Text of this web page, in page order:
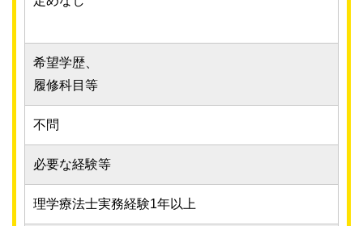
希望学歴、
履修科目等
不問
必要な経験等
理学療法士実務経験1年以上